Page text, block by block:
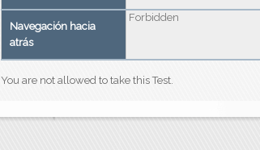
Navegación hacia
atrás
Forbidden
You are not allowed to take this Test.